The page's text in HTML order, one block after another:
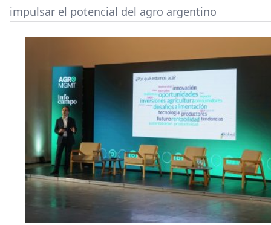
impulsar el potencial del agro argentino